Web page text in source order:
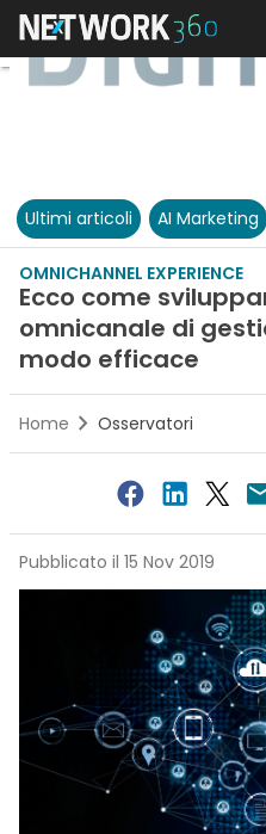
Ultimi articoli AI Marketing
OMNICHANNEL EXPERIENCE
Ecco come
omnicanale di
modo efficace
Home Osservatori
Pubblicato il 15 Nov 2019